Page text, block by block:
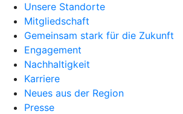
Unsere Standorte
Mitgliedschaft
Gemeinsam stark für die Zukunft
Engagement
Nachhaltigkeit
Karriere
Neues aus der Region
Presse